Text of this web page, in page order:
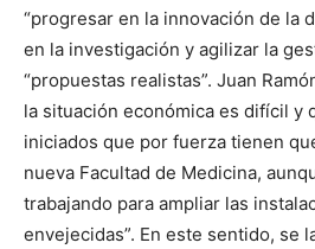
“progresar en la innovación de la
en la investigación y agilizar la
“propuestas realistas”. Juan
la situación económica es difícil y
iniciados que por fuerza tienen
nueva Facultad de Medicina,
trabajando para ampliar las
envejecidas”. En este sentido, se